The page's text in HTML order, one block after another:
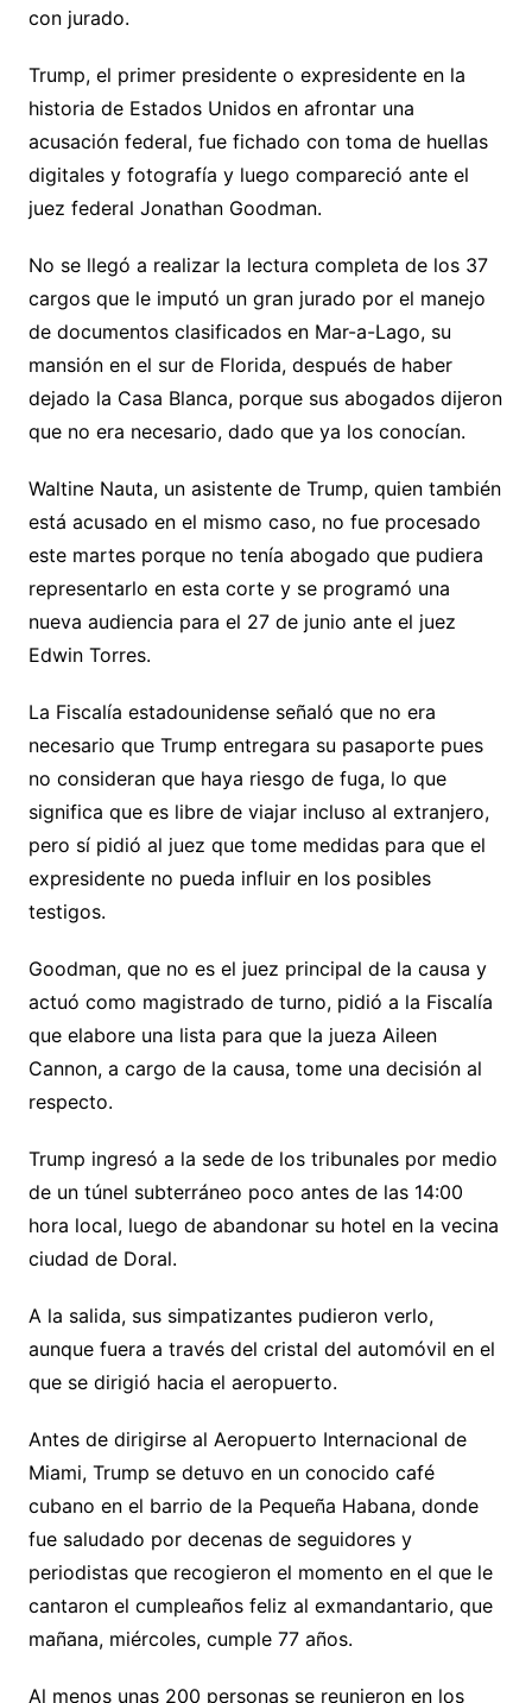
con jurado.
Trump, el primer presidente o expresidente en la
historia de Estados Unidos en afrontar una
acusación federal, fue fichado con toma de huellas
digitales y fotografía y luego compareció ante el
juez federal Jonathan Goodman.
No se llegó a realizar la lectura completa de los 37
cargos que le imputó un gran jurado por el manejo
de documentos clasificados en Mar-a-Lago, su
mansión en el sur de Florida, después de haber
dejado la Casa Blanca, porque sus abogados dijeron
que no era necesario, dado que ya los conocían.
Waltine Nauta, un asistente de Trump, quien también
está acusado en el mismo caso, no fue procesado
este martes porque no tenía abogado que pudiera
representarlo en esta corte y se programó una
nueva audiencia para el 27 de junio ante el juez
Edwin Torres.
La Fiscalía estadounidense señaló que no era
necesario que Trump entregara su pasaporte pues
no consideran que haya riesgo de fuga, lo que
significa que es libre de viajar incluso al extranjero,
pero sí pidió al juez que tome medidas para que el
expresidente no pueda influir en los posibles
testigos.
Goodman, que no es el juez principal de la causa y
actuó como magistrado de turno, pidió a la Fiscalía
que elabore una lista para que la jueza Aileen
Cannon, a cargo de la causa, tome una decisión al
respecto.
Trump ingresó a la sede de los tribunales por medio
de un túnel subterráneo poco antes de las 14:00
hora local, luego de abandonar su hotel en la vecina
ciudad de Doral.
A la salida, sus simpatizantes pudieron verlo,
aunque fuera a través del cristal del automóvil en el
que se dirigió hacia el aeropuerto.
Antes de dirigirse al Aeropuerto Internacional de
Miami, Trump se detuvo en un conocido café
cubano en el barrio de la Pequeña Habana, donde
fue saludado por decenas de seguidores y
periodistas que recogieron el momento en el que le
cantaron el cumpleaños feliz al exmandantario, que
mañana, miércoles, cumple 77 años.
Al menos unas 200 personas se reunieron en los